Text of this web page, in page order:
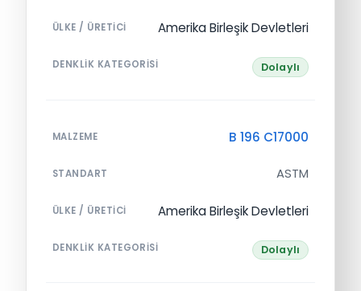
ÜLKE / ÜRETICI Amerika Birleşik Devletleri
DENKLIK KATEGORISI Dolaylı
MALZEME B 196 C17000
STANDART ASTM
ÜLKE / ÜRETICI Amerika Birleşik Devletleri
DENKLIK KATEGORISI Dolaylı